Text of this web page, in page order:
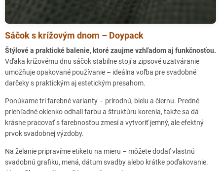
Uherské Hradiště partnerská prodejna
Nymburk partnerská prodejna
Příbram partnerská prodejna
Český Krumlov partnerská prodejna
Karlovy Vary partnerská prodejna
Písek partnerská prodejna
Sáčok s krížovým dnom – Doypack
Štýlové a praktické balenie, ktoré zaujme vzhľadom aj funkčnosťou.
Vďaka krížovému dnu sáčok stabilne stojí a zipsové uzatváranie
umožňuje opakované používanie – ideálna voľba pre svadobné
darčeky s praktickým aj estetickým presahom.
Ponúkame tri farebné varianty – prírodnú, bielu a čiernu. Predné
priehľadné okienko odhalí farbu a štruktúru korenia, takže sa dá
krásne pracovať s farebnosťou zmesí a vytvoriť jemný, ale efektný
prvok svadobnej výzdoby.
Na želanie pripravíme etiketu na mieru – môžete dodať vlastnú
svadobnú grafiku, mená, dátum svadby alebo krátke poďakovanie.